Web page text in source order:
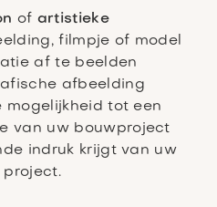
of artistieke
filmpje of model
af te beelden
afbeelding
mogelijkheid tot een
van uw bouwproject
indruk krijgt van uw
project.